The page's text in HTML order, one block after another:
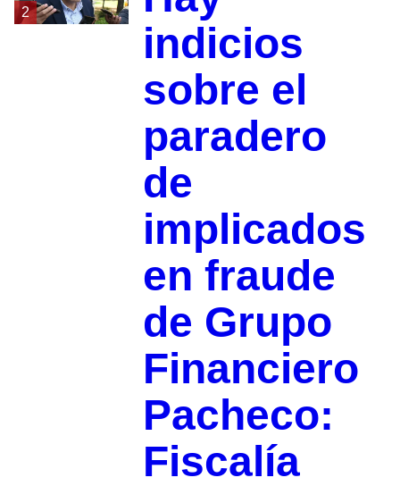
2
indicios
sobre el
paradero
de
implicados
en fraude
de Grupo
Financiero
Pacheco:
Fiscalía